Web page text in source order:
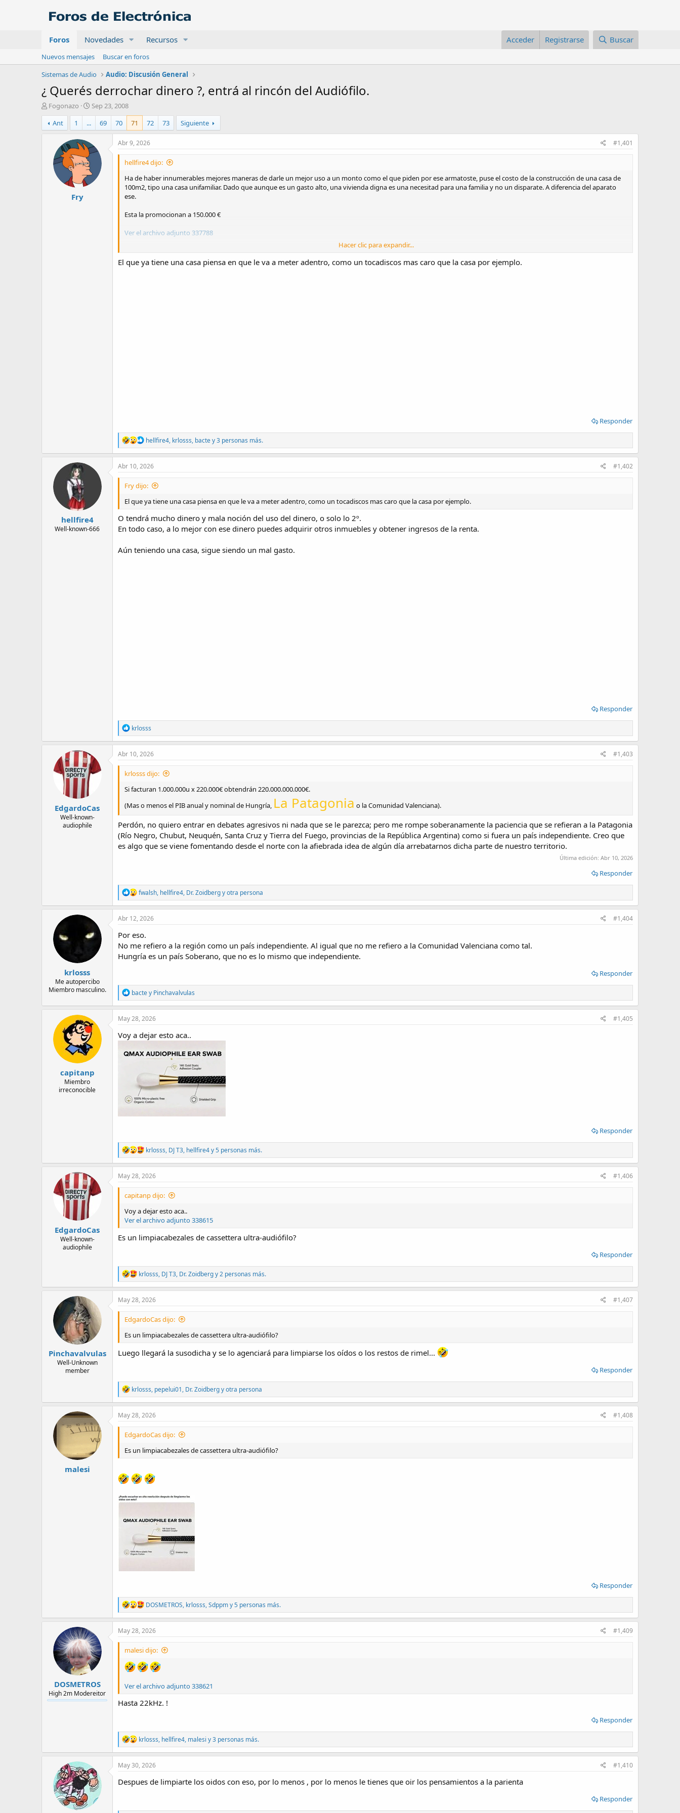
Foros Novedades Recursos Acceder Registrarse Buscar
Nuevos mensajes
Buscar en foros
Sistemas de Audio
Audio: Discusión General
¿ Querés derrochar dinero ?, entrá al rincón del Audiófilo.
A
u
t
o
Fogonazo
F
e
h
a
d
n
Sep 23, 2008
Ant
1 ... 69 70 71 72 73 Siguiente
Fry
Abr 9, 2026 #1,401
hellfire4 dijo:
Ha de haber innumerables mejores maneras de darle un mejor uso a un monto como el que piden por ese armatoste, puse el costo de la construcción de una casa de
100m2, tipo una casa unifamiliar. Dado que aunque es un gasto alto, una vivienda digna es una necesitad para una familia y no un disparate. A diferencia del aparato
ese.
Esta la promocionan a 150.000 €
Ver el archivo adjunto 337788
Hacer clic para expandir...
El que ya tiene una casa piensa en que le va a meter adentro, como un tocadiscos mas caro que la casa por ejemplo.
Responder
R
e
a
c
o
s
hellfire4, krlosss, bactey 3 personas más.
hellfire4
Well-known-666
Abr 10, 2026 #1,402
Fry dijo:
El que ya tiene una casa piensa en que le va a meter adentro, como un tocadiscos mas caro que la casa por ejemplo.
O tendrá mucho dinero y mala noción del uso del dinero, o solo lo 2º.
En todo caso, a lo mejor con ese dinero puedes adquirir otros inmuebles y obtener ingresos de la renta.
Aún teniendo una casa, sigue siendo un mal gasto.
Responder
R
e
a
c
o
s
krlosss
EdgardoCas
Well-known-
audiophile
Abr 10, 2026 #1,403
krlosss dijo:
Si facturan 1.000.000u x 220.000€ obtendrán 220.000.000.000€.
(Mas o menos el PIB anual y nominal de Hungría, La Patagonia o la Comunidad Valenciana).
Perdón, no quiero entrar en debates agresivos ni nada que se le parezca; pero me rompe soberanamente la paciencia que se refieran a la Patagonia
(Río Negro, Chubut, Neuquén, Santa Cruz y Tierra del Fuego, provincias de la República Argentina) como si fuera un país independiente. Creo que
es algo que se viene fomentando desde el norte con la afiebrada idea de algún día arrebatarnos dicha parte de nuestro territorio.
Última edición: Abr 10, 2026
Responder
R
e
a
c
i
o
n
s
fwalsh, hellfire4, Dr. Zoidbergy otra persona
krlosss
Me autopercibo
Miembro masculino.
Abr 12, 2026 #1,404
Por eso.
No me refiero a la región como un país independiente. Al igual que no me refiero a la Comunidad Valenciana como tal.
Hungría es un país Soberano, que no es lo mismo que independiente.
Responder
R
e
a
c
o
s
bactey Pinchavalvulas
capitanp
Miembro
irreconocible
May 28, 2026 #1,405
Voy a dejar esto aca..
Responder
R
e
a
c
o
s
:
krlosss, DJ T3, hellfire4y 5 personas más.
EdgardoCas
Well-known-
audiophile
May 28, 2026 #1,406
capitanp dijo:
Voy a dejar esto aca..
Ver el archivo adjunto 338615
Es un limpiacabezales de cassettera ultra-audiófilo?
Responder
R
e
a
t
o
s
krlosss, DJ T3, Dr. Zoidbergy 2 personas más.
Pinchavalvulas
Well-Unknown
member
May 28, 2026 #1,407
EdgardoCas dijo:
Es un limpiacabezales de cassettera ultra-audiófilo?
Luego llegará la susodicha y se lo agenciará para limpiarse los oídos o los restos de rimel...
Responder
R
e
a
c
o
s
krlosss, pepelui01, Dr. Zoidbergy otra persona
malesi
May 28, 2026 #1,408
EdgardoCas dijo:
Es un limpiacabezales de cassettera ultra-audiófilo?
Responder
R
e
a
c
o
n
s
DOSMETROS, krlosss,Sdppmy 5 personas más.
DOSMETROS
High 2m Modereitor
May 28, 2026 #1,409
malesi dijo:
Ver el archivo adjunto 338621
Hasta 22kHz. !
Responder
R
e
a
t
i
o
:
krlosss, hellfire4, malesi y 3 personas más.
May 30, 2026 #1,410
Despues de limpiarte los oidos con eso, por lo menos , por lo menos le tienes que oir los pensamientos a la parienta
Responder